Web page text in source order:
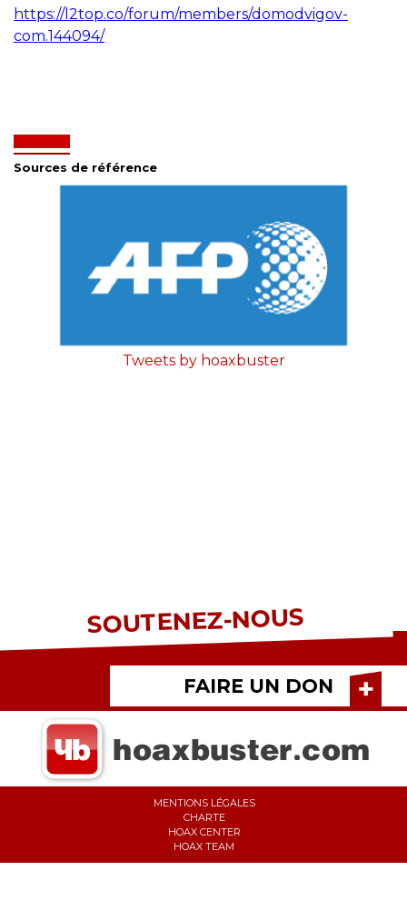
https://l2top.co/forum/members/domodvigov-
com.144094/
Sources de référence
Tweets by hoaxbuster
SOUTENEZ-NOUS
FAIRE UN DON
MENTIONS LÉGALES
CHARTE
HOAX CENTER
HOAX TEAM